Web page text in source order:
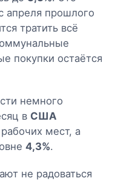
апреля прошлого
тратить всё
покупки остаётся
немного
в США
мест, а
4,3%.
не радоваться